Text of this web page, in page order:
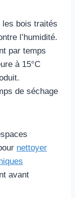
les bois traités
l’humidité.
par temps
à 15°C
de séchage
nettoyer
avant